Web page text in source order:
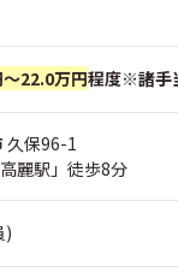
22.0万円程度※諸手
久保96-1
麗駅」徒歩8分
)